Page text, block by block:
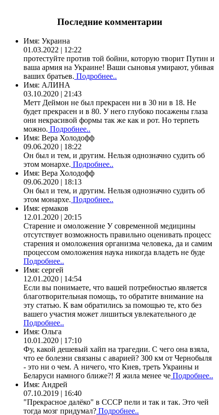
Последние комментарии
Имя: Украина
01.03.2022 | 12:22
протестуйте против той бойни, которую творит Путин и
ваша армия на Украине! Ваши сыновья умирают, убивая
ваших братьев. Подробнее..
Имя: АЛИНА
03.10.2020 | 21:43
Метт Деймон не был прекрасен ни в 30 ни в 18. Не
будет прекрасен и в 80. У него глубоко посажены глаза
они некрасивой формы так же как и рот. Но терпеть
можно. Подробнее..
Имя: Вера Холодофф
09.06.2020 | 18:22
Он был и тем, и другим. Нельзя однозначно судить об
этом монархе. Подробнее..
Имя: Вера Холодофф
09.06.2020 | 18:13
Он был и тем, и другим. Нельзя однозначно судить об
этом монархе. Подробнее..
Имя: ермаков
12.01.2020 | 20:15
Старение и омоложение У современной медицины
отсутствует возможность правильно оценивать процесс
старения и омоложения организма человека, да и самим
процессом омоложения наука никогда владеть не буде
Подробнее..
Имя: сергей
12.01.2020 | 14:54
Если вы понимаете, что вашей потребностью является
благотворительная помощь, то обратите внимание на
эту статью. К вам обратились за помощью те, кто без
вашего участия может лишиться увлекательного де
Подробнее..
Имя: Ольга
10.01.2020 | 17:10
Фу, какой дешевый хайп на трагедии. С чего она взяла,
что ее болезни связаны с аварией? 300 км от Чернобыля
- это ни о чем. А ничего, что Киев, треть Украины и
Беларуси намного ближе?! Я жила менее че Подробнее..
Имя: Андрей
07.10.2019 | 16:40
"Прекрасное далёко" в СССР пели и так и так. Это чей
тогда мозг придумал? Подробнее..